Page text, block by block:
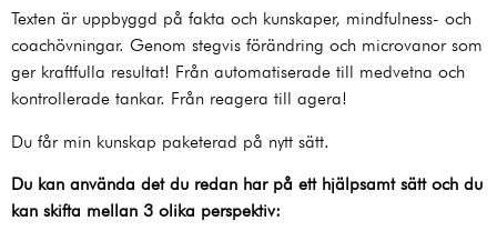
Texten är uppbyggd på fakta och kunskaper, mindfulness- och
coachövningar. Genom stegvis förändring och microvanor som
ger kraftfulla resultat! Från automatiserade till medvetna och
kontrollerade tankar. Från reagera till agera!
Du får min kunskap paketerad på nytt sätt.
Du kan använda det du redan har på ett hjälpsamt sätt och du
kan skifta mellan 3 olika perspektiv: